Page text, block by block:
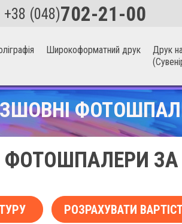
+38 (048)702-21-00
Широкоформатний друк
Друк
ФОТОШПАЛЕРИ
РОЗРАХУВАТИ